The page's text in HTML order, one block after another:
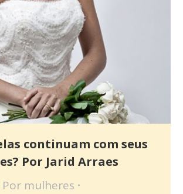
continuam com seus
Por Jarid Arraes
Por mulheres